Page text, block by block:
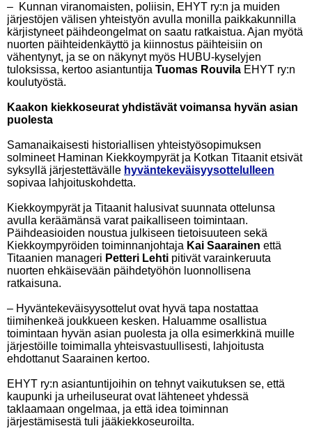
– Kunnan viranomaisten, poliisin, EHYT ry:n ja muiden
järjestöjen välisen yhteistyön avulla monilla paikkakunnilla
kärjistyneet päihdeongelmat on saatu ratkaistua. Ajan myötä
nuorten päihteidenkäyttö ja kiinnostus päihteisiin on
vähentynyt, ja se on näkynyt myös HUBU-kyselyjen
tuloksissa, kertoo asiantuntija Tuomas Rouvila EHYT ry:n
koulutyöstä.
Kaakon kiekkoseurat yhdistävät voimansa hyvän asian
puolesta
Samanaikaisesti historiallisen yhteistyösopimuksen
solmineet Haminan Kiekkoympyrät ja Kotkan Titaanit etsivät
syksyllä järjestettävälle hyväntekeväisyysottelulleen
sopivaa lahjoituskohdetta.
Kiekkoympyrät ja Titaanit halusivat suunnata ottelunsa
avulla keräämänsä varat paikalliseen toimintaan.
Päihdeasioiden noustua julkiseen tietoisuuteen sekä
Kiekkoympyröiden toiminnanjohtaja Kai Saarainen että
Titaanien manageri Petteri Lehti pitivät varainkeruuta
nuorten ehkäisevään päihdetyöhön luonnollisena
ratkaisuna.
– Hyväntekeväisyysottelut ovat hyvä tapa nostattaa
tiimihenkeä joukkueen kesken. Haluamme osallistua
toimintaan hyvän asian puolesta ja olla esimerkkinä muille
järjestöille toimimalla yhteisvastuullisesti, lahjoitusta
ehdottanut Saarainen kertoo.
EHYT ry:n asiantuntijoihin on tehnyt vaikutuksen se, että
kaupunki ja urheiluseurat ovat lähteneet yhdessä
taklaamaan ongelmaa, ja että idea toiminnan
järjestämisestä tuli jääkiekkoseuroilta.